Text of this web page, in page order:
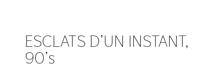
ESCLATS D’UN INSTANT,
90’s